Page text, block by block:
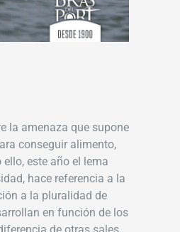
la amenaza que supone
conseguir alimento,
este año el lema
hace referencia a la
a la pluralidad de
en función de los